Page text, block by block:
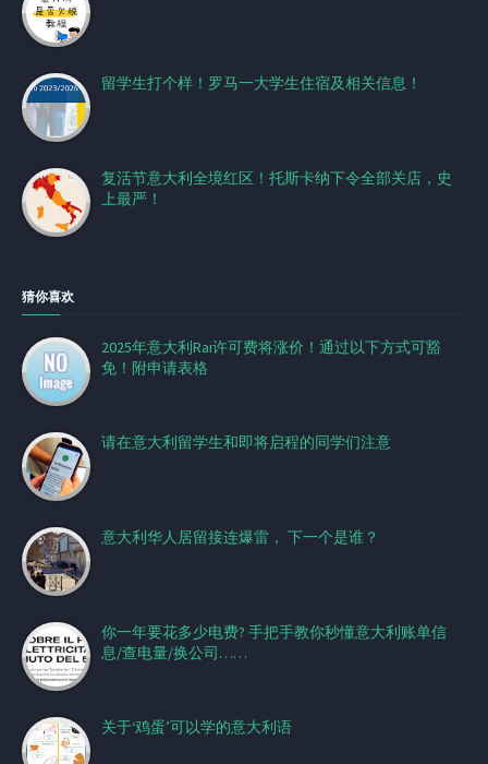
留学生打个样！罗马一大学生住宿及相关信息！
复活节意大利全境红区！托斯卡纳下令全部关店，史
上最严！
猜你喜欢
2025年意大利Rai许可费将涨价！通过以下方式可豁
免！附申请表格
请在意大利留学生和即将启程的同学们注意
意大利华人居留接连爆雷， 下一个是谁？
你一年要花多少电费? 手把手教你秒懂意大利账单信
息/查电量/换公司……
关于‘鸡蛋’可以学的意大利语